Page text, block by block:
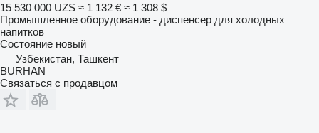
15 530 000 UZS ≈ 1 132 € ≈ 1 308 $
Промышленное оборудование - диспенсер для холодных
напитков
Состояние новый
Узбекистан, Ташкент
BURHAN
Связаться с продавцом